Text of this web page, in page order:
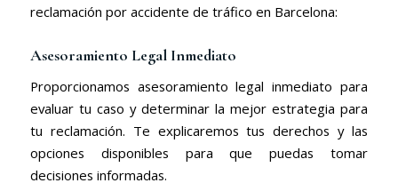
reclamación por accidente de tráfico en Barcelona:
Asesoramiento Legal Inmediato
Proporcionamos asesoramiento legal inmediato para
evaluar tu caso y determinar la mejor estrategia para
tu reclamación. Te explicaremos tus derechos y las
opciones disponibles para que puedas tomar
decisiones informadas.